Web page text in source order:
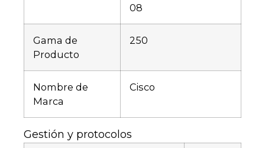
08
Gama de
Producto
250
Nombre de
Marca
Cisco
Gestión y protocolos